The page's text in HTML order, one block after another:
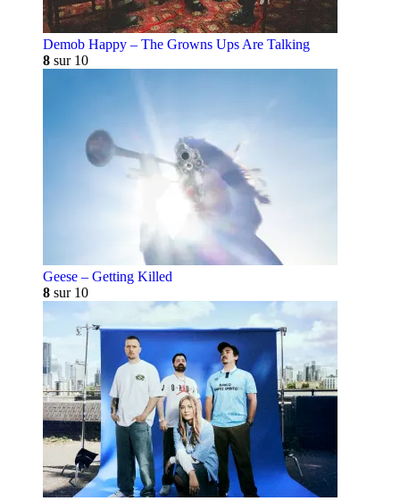
Demob Happy – The Growns Ups Are Talking
8 sur 10
Geese – Getting Killed
8 sur 10